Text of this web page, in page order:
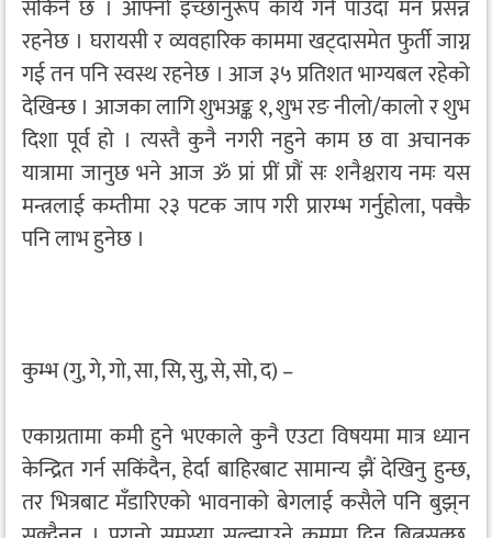
सकिने छ । आफ्नो इच्छानुरूप कार्य गर्न पाउँदा मन प्रसन्न
रहनेछ । घरायसी र व्यवहारिक काममा खट्दासमेत फुर्ती जाग्न
गई तन पनि स्वस्थ रहनेछ । आज ३५ प्रतिशत भाग्यबल रहेको
देखिन्छ । आजका लागि शुभअङ्क १, शुभ रङ नीलो/कालो र शुभ
दिशा पूर्व हो । त्यस्तै कुनै नगरी नहुने काम छ वा अचानक
यात्रामा जानुछ भने आज ॐ प्रां प्रीं प्रौं सः शनैश्चराय नमः यस
मन्त्रलाई कम्तीमा २३ पटक जाप गरी प्रारम्भ गर्नुहोला, पक्कै
पनि लाभ हुनेछ ।
कुम्भ (गु, गे, गो, सा, सि, सु, से, सो, द) –
एकाग्रतामा कमी हुने भएकाले कुनै एउटा विषयमा मात्र ध्यान
केन्द्रित गर्न सकिंदैन, हेर्दा बाहिरबाट सामान्य झैं देखिनु हुन्छ,
तर भित्रबाट मँडारिएको भावनाको बेगलाई कसैले पनि बुझ्‌न